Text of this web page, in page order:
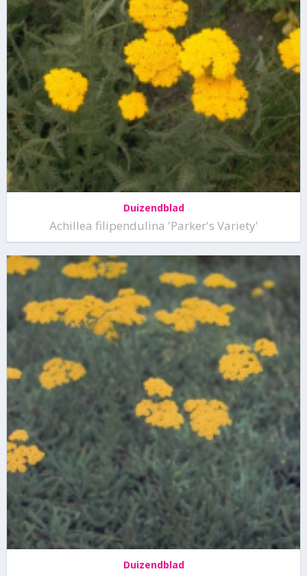
Duizendblad
Achillea filipendulina 'Parker's Variety'
Duizendblad